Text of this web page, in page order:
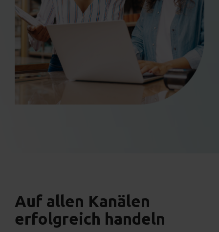
Auf allen Kanälen
erfolgreich handeln